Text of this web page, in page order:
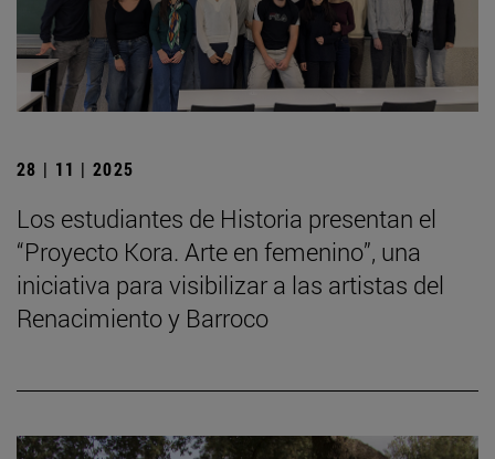
28 | 11 | 2025
Los estudiantes de Historia presentan el
“Proyecto Kora. Arte en femenino”, una
iniciativa para visibilizar a las artistas del
Renacimiento y Barroco